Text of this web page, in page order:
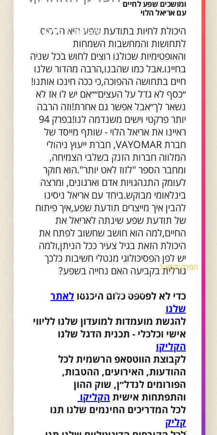
הפרק הבא
פרק 98 - דיוק עצמי בשוק העבודה
החדש עם רוני לפידות
ומושכים שפע לחיים
עם אריאל הלוי
היכולת לחיות בתודעת שפע היא הבסיס
לתחושות והמחשבות השמחות
והאופטימיות שכולנו רוצים לחוש בכל שניה
בחיינו.אבל כמו שהבנו,הרבה מהדור שלנו
חיים בתחושה ההפוכה,כי ככה חינכו אותנו!
״כסף לא גדל על העצים״״אם יש לו אז לא
נשאר לך״אבל אפשר גם אחרת!וזה הרבה
יותר פרקטי וישים משנדמה לנו!בפרק 94
ראיינו את אריאל הלוי - שותף מייסד של
חברת VAYOMAR, חברת ייעוץ ניהולי
המלווה חברות הזנק בשלבי הצמיחה,
ומחבר הספר "לזוז לאט יותר".הוא חוקר
לעומק התנהגויות אדם וארגונים, ומרצה
בינלאומי מבוקש.ביחד עם אריאל ניסינו
להבין איך מייצרים תודעת שפע,איך פיתוח
של תודעת שפע שינתה לאריאל את
החיים,למה הוא חושב שחשוב לפתח את
היכולת הזאת בגיל צעיר ככל הניתן,ולמה
יש לפן הפסיכולוגי מנטלי חשיבות כלכך
גורלית בקביעה האם נחייה בשפע?
כדי לא לפספס כלום היכנסו לאתר
שלנו
להגשת מועמדות למועדון שלנו לליווי
אישי וכלכלי - תכנית הדגל שלנו
הקליקו
לקבוצת הווטסאפ הרשמית לכל
ההודעות, האירועים, ההטבות,
הפורומים לנדל״ן, שוק ההון
והתפתחות אישית הקליקו
לכל המדריכים החינמים שלנו תנו
קליק